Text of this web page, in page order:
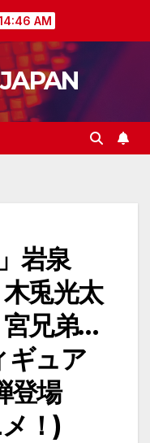
AM
岩泉
兎光太
宮兄弟…
ギュア
登場
！)